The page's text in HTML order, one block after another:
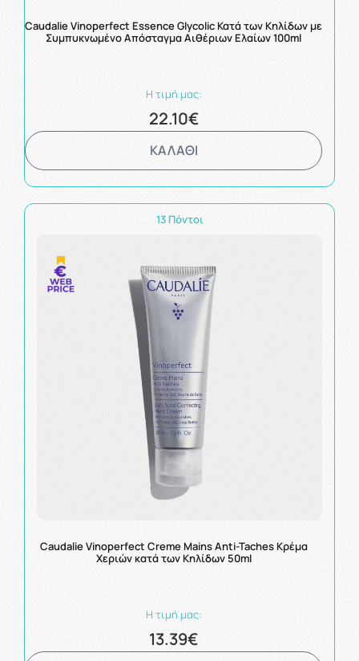
Caudalie Vinoperfect Essence Glycolic Κατά των Κηλίδων με
Συμπυκνωμένο Απόσταγμα Αιθέριων Ελαίων 100ml
Η τιμή μας:
22.10€
ΚΑΛΑΘΙ
13 Πόντοι
Caudalie Vinoperfect Creme Mains Anti-Taches Κρέμα
Χεριών κατά των Κηλίδων 50ml
Η τιμή μας:
13.39€